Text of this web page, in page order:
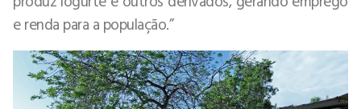
e renda para a população.”